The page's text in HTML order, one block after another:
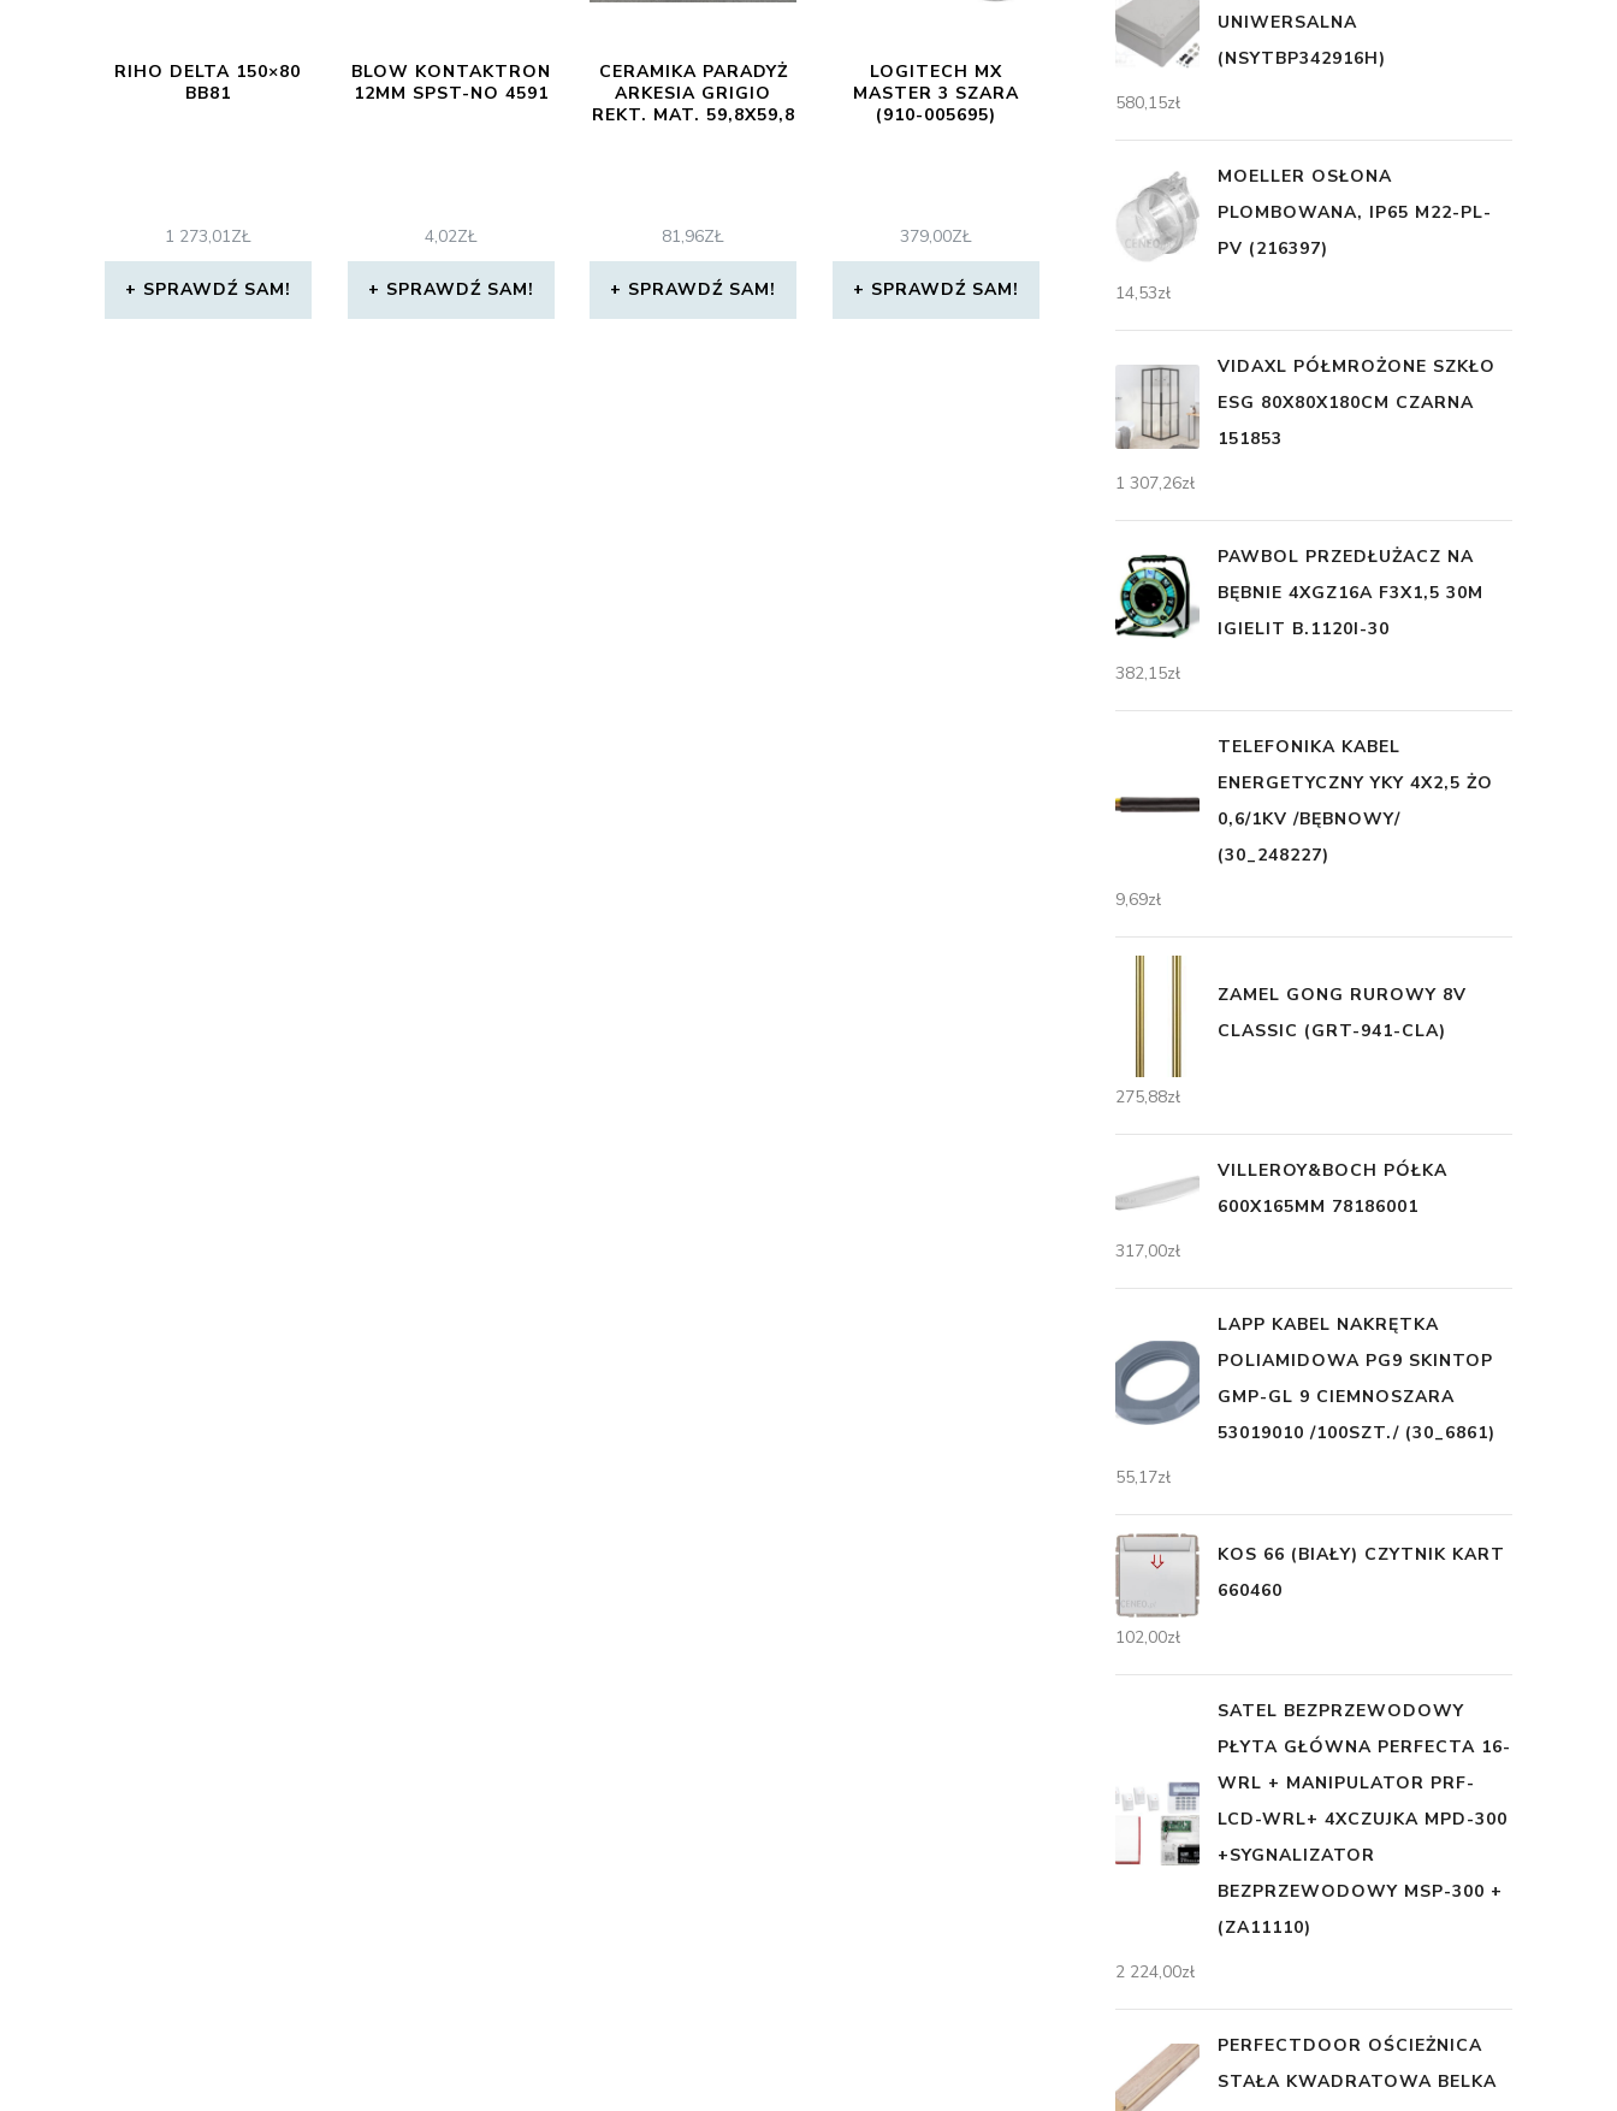
RIHO DELTA 150×80
BB81
1 273,01ZŁ
SPRAWDŹ SAM!
BLOW KONTAKTRON
12MM SPST-NO 4591
4,02ZŁ
SPRAWDŹ SAM!
CERAMIKA PARADYŻ
ARKESIA GRIGIO
REKT. MAT. 59,8X59,8
81,96ZŁ
SPRAWDŹ SAM!
LOGITECH MX
MASTER 3 SZARA
(910-005695)
379,00ZŁ
SPRAWDŹ SAM!
UNIWERSALNA
(NSYTBP342916H)
580,15zł
MOELLER OSŁONA
PLOMBOWANA, IP65 M22-PL-
PV (216397)
14,53zł
VIDAXL PÓŁMROŻONE SZKŁO
ESG 80X80X180CM CZARNA
151853
1 307,26zł
PAWBOL PRZEDŁUŻACZ NA
BĘBNIE 4XGZ16A F3X1,5 30M
IGIELIT B.1120I-30
382,15zł
TELEFONIKA KABEL
ENERGETYCZNY YKY 4X2,5 ŻO
0,6/1KV /BĘBNOWY/
(30_248227)
9,69zł
ZAMEL GONG RUROWY 8V
CLASSIC (GRT-941-CLA)
275,88zł
VILLEROY&BOCH PÓŁKA
600X165MM 78186001
317,00zł
LAPP KABEL NAKRĘTKA
POLIAMIDOWA PG9 SKINTOP
GMP-GL 9 CIEMNOSZARA
53019010 /100SZT./ (30_6861)
55,17zł
KOS 66 (BIAŁY) CZYTNIK KART
660460
102,00zł
SATEL BEZPRZEWODOWY
PŁYTA GŁÓWNA PERFECTA 16-
WRL + MANIPULATOR PRF-
LCD-WRL+ 4XCZUJKA MPD-300
+SYGNALIZATOR
BEZPRZEWODOWY MSP-300 +
(ZA11110)
2 224,00zł
PERFECTDOOR OŚCIEŻNICA
STAŁA KWADRATOWA BELKA